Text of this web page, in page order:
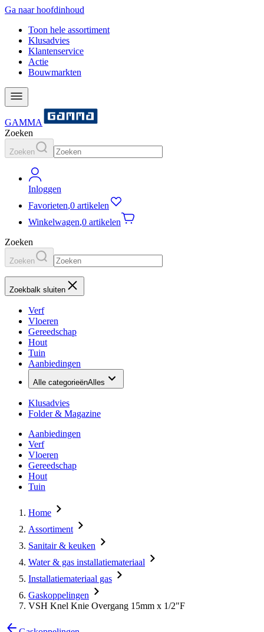
Ga naar hoofdinhoud
Toon hele assortiment
Klusadvies
Klantenservice
Actie
Bouwmarkten
GAMMA
Zoeken
Zoeken
Inloggen
Favorieten,0 artikelen
Winkelwagen,0 artikelen
Zoeken
Zoeken
Zoekbalk sluiten
Verf
Vloeren
Gereedschap
Hout
Tuin
Aanbiedingen
Alle categorieënAlles
Klusadvies
Folder & Magazine
Aanbiedingen
Verf
Vloeren
Gereedschap
Hout
Tuin
Home
Assortiment
Sanitair & keuken
Water & gas installatiemateriaal
Installatiemateriaal gas
Gaskoppelingen
VSH Knel Knie Overgang 15mm x 1/2"F